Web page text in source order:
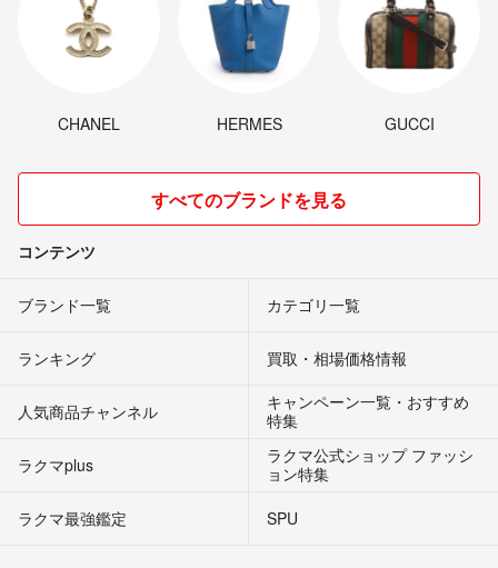
CHANEL HERMES GUCCI
すべてのブランドを見る
コンテンツ
ブランド一覧 カテゴリ一覧
ランキング 買取・相場価格情報
人気商品チャンネル
キャンペーン一覧・おすすめ
特集
ラクマplus
ラクマ公式ショップ ファッシ
ョン特集
ラクマ最強鑑定
SPU